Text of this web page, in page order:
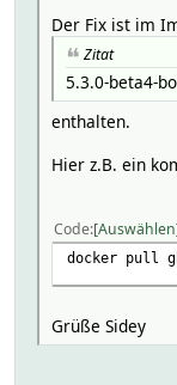
Der Fix ist im
Zitat
5.3.0-beta4-
enthalten.
Hier z.B. ein
Code Auswählen
docker pull
Grüße Sidey